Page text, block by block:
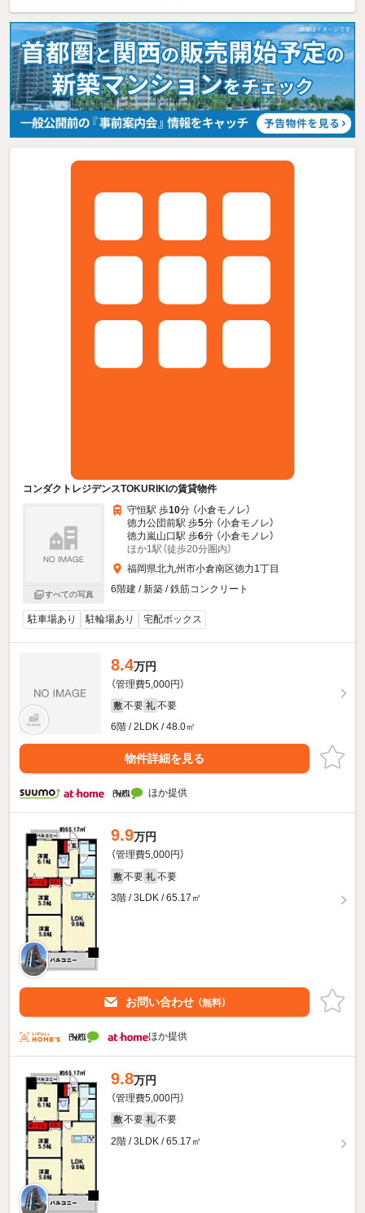
コンダクトレジデンスTOKURIKIの賃貸物件
すべての写真
守恒駅 歩10分 （小倉モノレ）
徳力公団前駅 歩5分 （小倉モノレ）
徳力嵐山口駅 歩6分 （小倉モノレ）
ほか1駅（徒歩20分圏内）
福岡県北九州市小倉南区徳力1丁目
6階建 / 新築 / 鉄筋コンクリート
駐車場あり 駐輪場あり 宅配ボックス
8.4万円
（管理費5,000円）
敷 不要 礼 不要
6階 / 2LDK / 48.0㎡
物件詳細を見る
ほか提供
9.9万円
（管理費5,000円）
敷 不要 礼 不要
3階 / 3LDK / 65.17㎡
お問い合わせ （無料）
ほか提供
9.8万円
（管理費5,000円）
敷 不要 礼 不要
2階 / 3LDK / 65.17㎡